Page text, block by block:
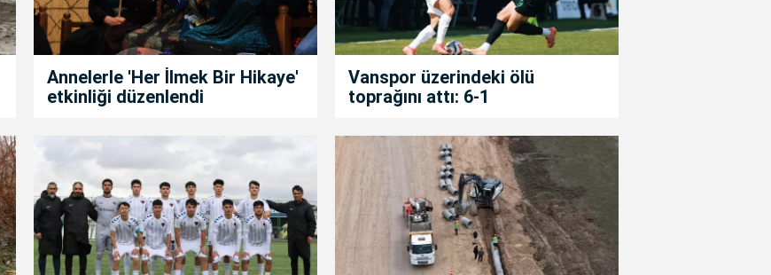
Annelerle 'Her İlmek Bir Hikaye'
etkinliği düzenlendi
Vanspor üzerindeki ölü
toprağını attı: 6-1